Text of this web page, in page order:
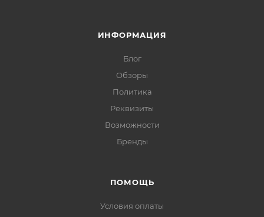
ИНФОРМАЦИЯ
Блог
Обзоры
Политика
Реквизиты
Возможности
Бренды
ПОМОЩЬ
Условия оплаты